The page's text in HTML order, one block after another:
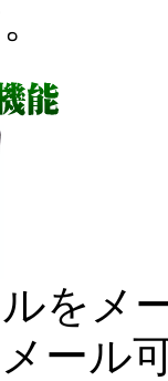
。
をメ
ール